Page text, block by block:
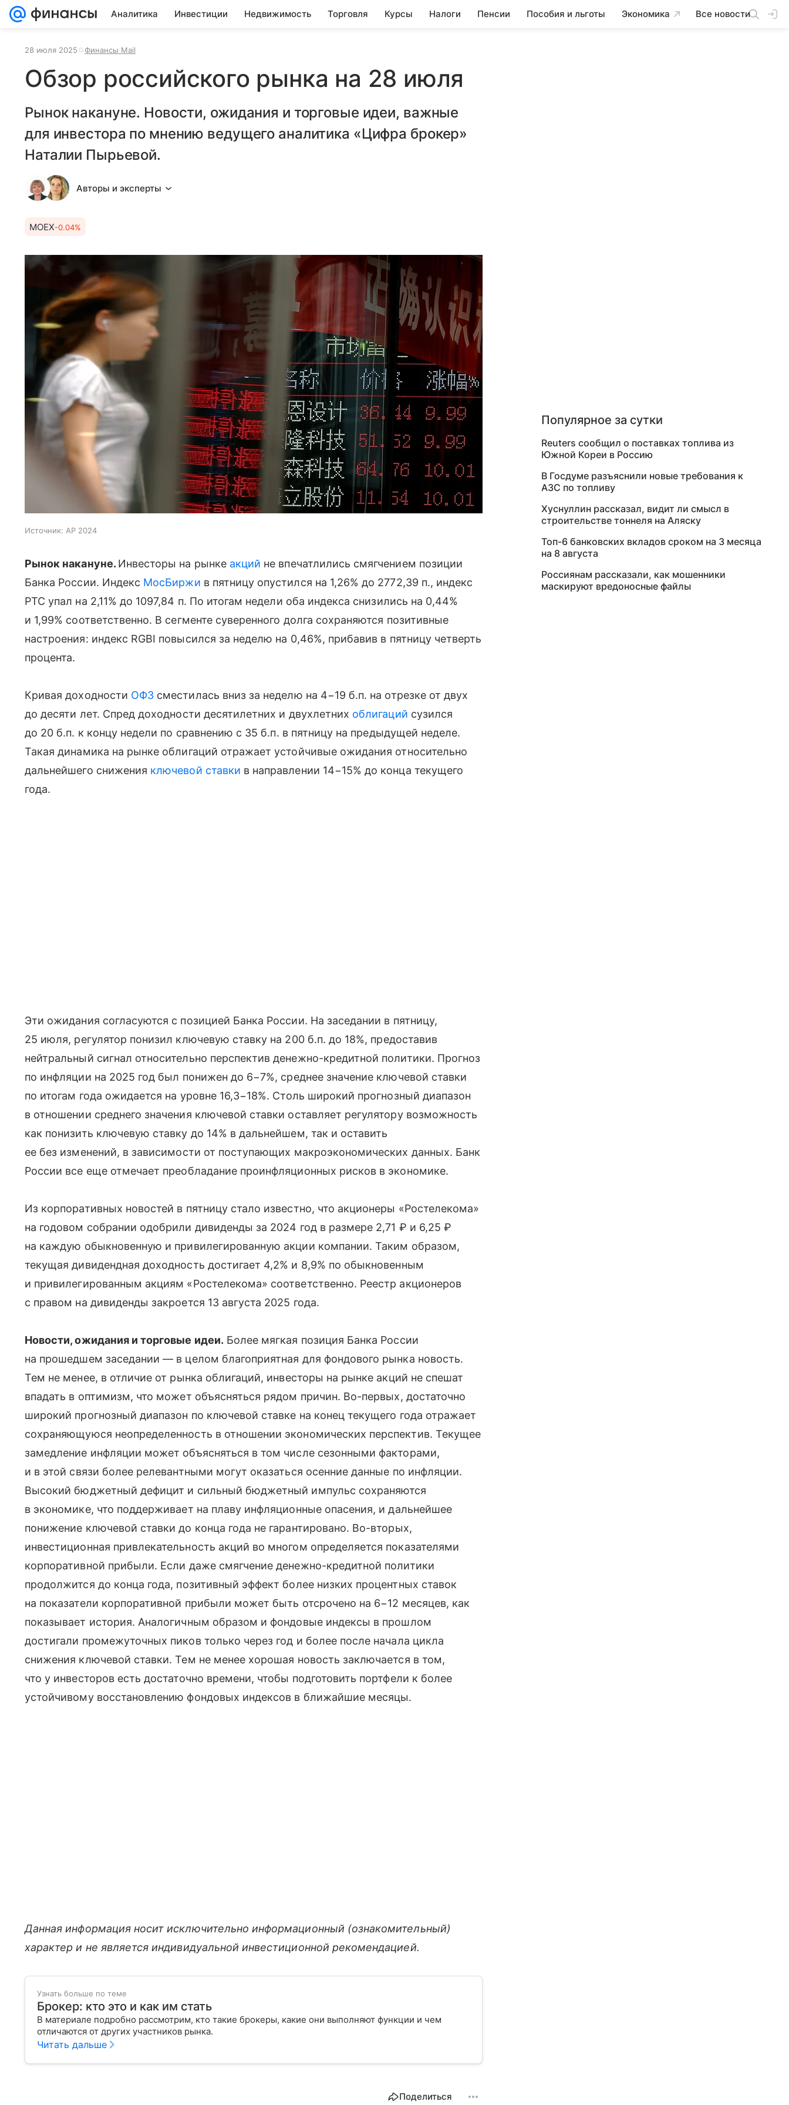
Аналитика Инвестиции Недвижимость Торговля Курсы Налоги Пенсии Пособия и льготы Экономика Все новости
28 июля 2025 Финансы Mail
Обзор российского рынка на 28 июля
Рынок накануне. Новости, ожидания и торговые идеи, важные
для инвестора по мнению ведущего аналитика «Цифра брокер»
Наталии Пырьевой.
Авторы и эксперты
MOEX-0.04%
Источник: AP 2024
Рынок накануне. Инвесторы на рынке акций не впечатлились смягчением позиции
Банка России. Индекс МосБиржи в пятницу опустился на 1,26% до 2772,39 п., индекс
РТС упал на 2,11% до 1097,84 п. По итогам недели оба индекса снизились на 0,44%
и 1,99% соответственно. В сегменте суверенного долга сохраняются позитивные
настроения: индекс RGBI повысился за неделю на 0,46%, прибавив в пятницу четверть
процента.
Кривая доходности ОФЗ сместилась вниз за неделю на 4−19 б.п. на отрезке от двух
до десяти лет. Спред доходности десятилетних и двухлетних облигаций сузился
до 20 б.п. к концу недели по сравнению с 35 б.п. в пятницу на предыдущей неделе.
Такая динамика на рынке облигаций отражает устойчивые ожидания относительно
дальнейшего снижения ключевой ставки в направлении 14−15% до конца текущего
года.
Эти ожидания согласуются с позицией Банка России. На заседании в пятницу,
25 июля, регулятор понизил ключевую ставку на 200 б.п. до 18%, предоставив
нейтральный сигнал относительно перспектив денежно-кредитной политики. Прогноз
по инфляции на 2025 год был понижен до 6−7%, среднее значение ключевой ставки
по итогам года ожидается на уровне 16,3−18%. Столь широкий прогнозный диапазон
в отношении среднего значения ключевой ставки оставляет регулятору возможность
как понизить ключевую ставку до 14% в дальнейшем, так и оставить
ее без изменений, в зависимости от поступающих макроэкономических данных. Банк
России все еще отмечает преобладание проинфляционных рисков в экономике.
Из корпоративных новостей в пятницу стало известно, что акционеры «Ростелекома»
на годовом собрании одобрили дивиденды за 2024 год в размере 2,71 ₽ и 6,25 ₽
на каждую обыкновенную и привилегированную акции компании. Таким образом,
текущая дивидендная доходность достигает 4,2% и 8,9% по обыкновенным
и привилегированным акциям «Ростелекома» соответственно. Реестр акционеров
с правом на дивиденды закроется 13 августа 2025 года.
Новости, ожидания и торговые идеи. Более мягкая позиция Банка России
на прошедшем заседании — в целом благоприятная для фондового рынка новость.
Тем не менее, в отличие от рынка облигаций, инвесторы на рынке акций не спешат
впадать в оптимизм, что может объясняться рядом причин. Во-первых, достаточно
широкий прогнозный диапазон по ключевой ставке на конец текущего года отражает
сохраняющуюся неопределенность в отношении экономических перспектив. Текущее
замедление инфляции может объясняться в том числе сезонными факторами,
и в этой связи более релевантными могут оказаться осенние данные по инфляции.
Высокий бюджетный дефицит и сильный бюджетный импульс сохраняются
в экономике, что поддерживает на плаву инфляционные опасения, и дальнейшее
понижение ключевой ставки до конца года не гарантировано. Во-вторых,
инвестиционная привлекательность акций во многом определяется показателями
корпоративной прибыли. Если даже смягчение денежно-кредитной политики
продолжится до конца года, позитивный эффект более низких процентных ставок
на показатели корпоративной прибыли может быть отсрочено на 6−12 месяцев, как
показывает история. Аналогичным образом и фондовые индексы в прошлом
достигали промежуточных пиков только через год и более после начала цикла
снижения ключевой ставки. Тем не менее хорошая новость заключается в том,
что у инвесторов есть достаточно времени, чтобы подготовить портфели к более
устойчивому восстановлению фондовых индексов в ближайшие месяцы.
Данная информация носит исключительно информационный (ознакомительный)
характер и не является индивидуальной инвестиционной рекомендацией.
Узнать больше по теме
Брокер: кто это и как им стать
В материале подробно рассмотрим, кто такие брокеры, какие они выполняют функции и чем
отличаются от других участников рынка.
Читать дальше
Поделиться
Популярное за сутки
Reuters сообщил о поставках топлива из
Южной Кореи в Россию
В Госдуме разъяснили новые требования к
АЗС по топливу
Хуснуллин рассказал, видит ли смысл в
строительстве тоннеля на Аляску
Топ-6 банковских вкладов сроком на 3 месяца
на 8 августа
Россиянам рассказали, как мошенники
маскируют вредоносные файлы